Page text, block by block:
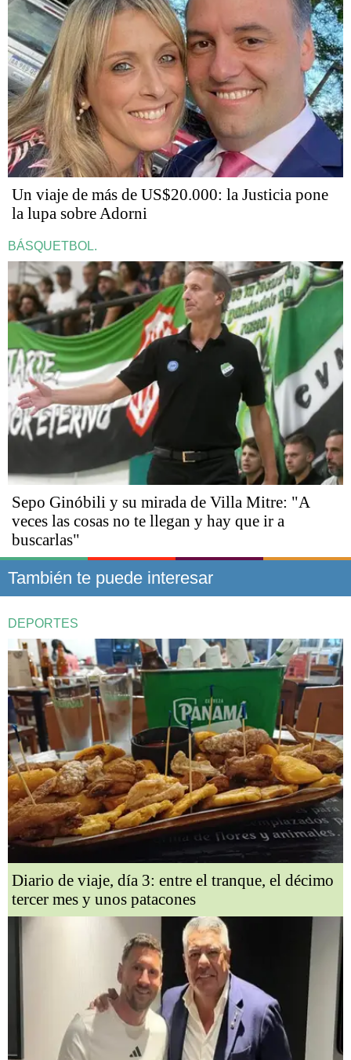
Un viaje de más de US$20.000: la Justicia pone
la lupa sobre Adorni
BÁSQUETBOL.
Sepo Ginóbili y su mirada de Villa Mitre: "A
veces las cosas no te llegan y hay que ir a
buscarlas"
También te puede interesar
DEPORTES
Diario de viaje, día 3: entre el tranque, el décimo
tercer mes y unos patacones